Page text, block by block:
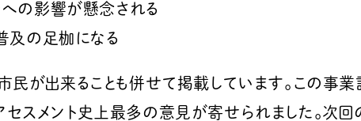
の影響が懸念される
及の足枷になる
民が出来ることも併せて掲載しています。この事
スメント史上最多の意見が寄せられました。次